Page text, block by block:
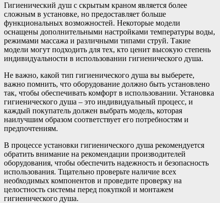
Гигиенический душ с скрытым краном является более
сложным в установке, но предоставляет больше
функциональных возможностей. Некоторые модели
оснащены дополнительными настройками температуры воды,
режимами массажа и различными типами струй. Такие
модели могут подходить для тех, кто ценит высокую степень
индивидуальности в использовании гигиенического душа.
Не важно, какой тип гигиенического душа вы выберете,
важно помнить, что оборудование должно быть установлено
так, чтобы обеспечивать комфорт в использовании. Установка
гигиенического душа – это индивидуальный процесс, и
каждый покупатель должен выбрать модель, которая
наилучшим образом соответствует его потребностям и
предпочтениям.
В процессе установки гигиенического душа рекомендуется
обратить внимание на рекомендации производителей
оборудования, чтобы обеспечить надежность и безопасность
использования. Тщательно проверьте наличие всех
необходимых компонентов и проведите проверку на
целостность системы перед покупкой и монтажем
гигиенического душа.